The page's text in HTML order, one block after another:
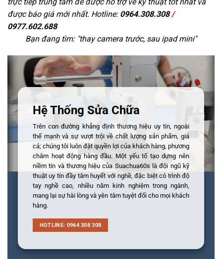
được báo giá mới nhất. Hotline: 0964.308.308/
0977.602.688
Bạn đang tìm: "thay camera trước, sau ipad mini"
Hệ Thống Sửa Chữa
Trên con đường khẳng định thương hiệu uy tín, ngoài
thế mạnh và sự vượt trội về chất lượng sản phẩm, giá
cả; chúng tôi luôn đặt quyền lợi của khách hàng, phương
châm hoạt động hàng đầu. Một yếu tố tạo dựng nên
niềm tin và thương hiệu của Suachua60s là đội ngũ kỹ
thuật uy tín đầy tâm huyết với nghề, đặc biệt có trình độ
tay nghề cao, nhiều năm kinh nghiệm trong ngành,
mang lại sự hài lòng và yên tâm tuyệt đối cho mọi khách
hàng.
HOTLINE: 0964 308 308